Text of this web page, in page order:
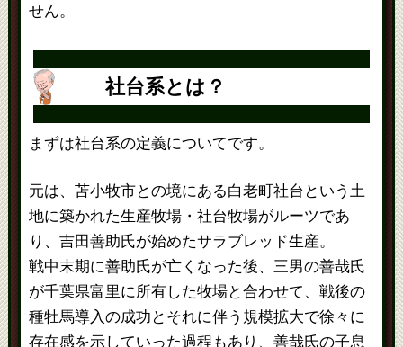
せん。
社台系とは？
まずは社台系の定義についてです。
元は、苫小牧市との境にある白老町社台という土
地に築かれた生産牧場・社台牧場がルーツであ
り、吉田善助氏が始めたサラブレッド生産。
戦中末期に善助氏が亡くなった後、三男の善哉氏
が千葉県富里に所有した牧場と合わせて、戦後の
種牡馬導入の成功とそれに伴う規模拡大で徐々に
存在感を示していった過程もあり、善哉氏の子息